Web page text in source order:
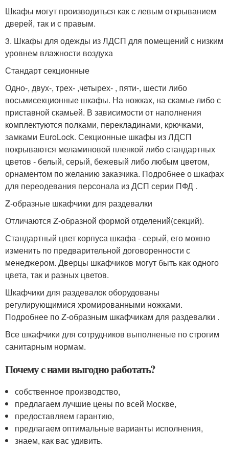
Шкафы могут производиться как с левым открыванием
дверей, так и с правым.
3. Шкафы для одежды из ЛДСП для помещений с низким
уровнем влажности воздуха
Стандарт секционные
Одно-, двух-, трех- ,четырех- , пяти-, шести либо
восьмисекционные шкафы. На ножках, на скамье либо с
приставной скамьей. В зависимости от наполнения
комплектуются полками, перекладинами, крючками,
замками EuroLock. Секционные шкафы из ЛДСП
покрываются меламиновой пленкой либо стандартных
цветов - белый, серый, бежевый либо любым цветом,
орнаментом по желанию заказчика. Подробнее о шкафах
для переодевания персонала из ДСП серии ПФД .
Z-образные шкафчики для раздевалки
Отличаются Z-образной формой отделений(секций).
Стандартный цвет корпуса шкафа - серый, его можно
изменить по предварительной договоренности с
менеджером. Дверцы шкафчиков могут быть как одного
цвета, так и разных цветов.
Шкафчики для раздевалок оборудованы
регулирующимися хромированными ножками.
Подробнее по Z-образным шкафчикам для раздевалки .
Все шкафчики для сотрудников выполненые по строгим
санитарным нормам.
Почему с нами выгодно работать?
собственное производство,
предлагаем лучшие цены по всей Москве,
предоставляем гарантию,
предлагаем оптимальные варианты исполнения,
знаем, как вас удивить.